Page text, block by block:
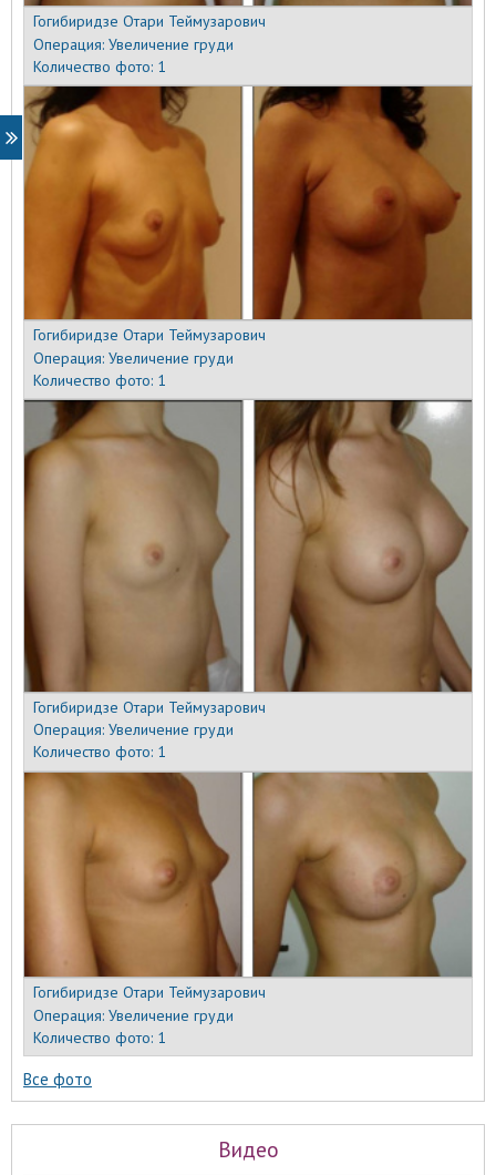
Гогибиридзе Отари Теймузарович
Операция:Увеличение груди
Количество фото: 1
Гогибиридзе Отари Теймузарович
Операция:Увеличение груди
Количество фото: 1
Гогибиридзе Отари Теймузарович
Операция:Увеличение груди
Количество фото: 1
Гогибиридзе Отари Теймузарович
Операция:Увеличение груди
Количество фото: 1
Все фото
Видео